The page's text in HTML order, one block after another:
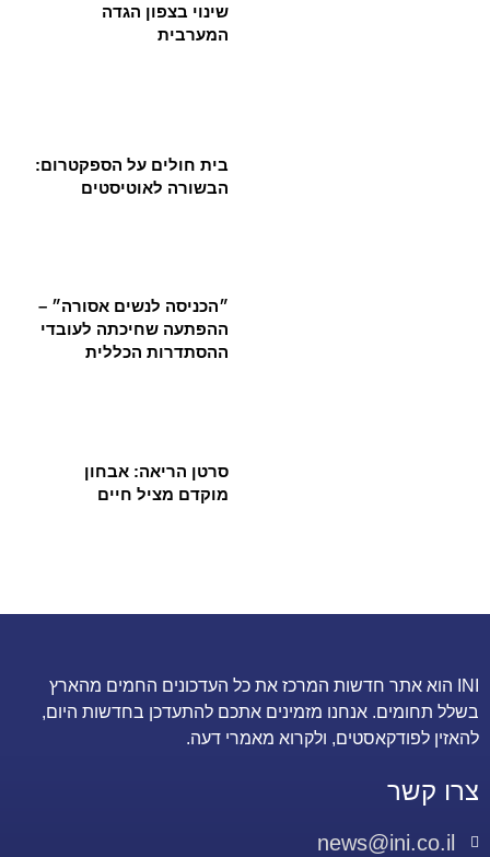
שינוי בצפון הגדה
המערבית
בית חולים על הספקטרום:
הבשורה לאוטיסטים
״הכניסה לנשים אסורה״ –
ההפתעה שחיכתה לעובדי
ההסתדרות הכללית
סרטן הריאה: אבחון
מוקדם מציל חיים
INI הוא אתר חדשות המרכז את כל העדכונים החמים מהארץ
בשלל תחומים. אנחנו מזמינים אתכם להתעדכן בחדשות היום,
להאזין לפודקאסטים, ולקרוא מאמרי דעה.
צרו קשר
news@ini.co.il